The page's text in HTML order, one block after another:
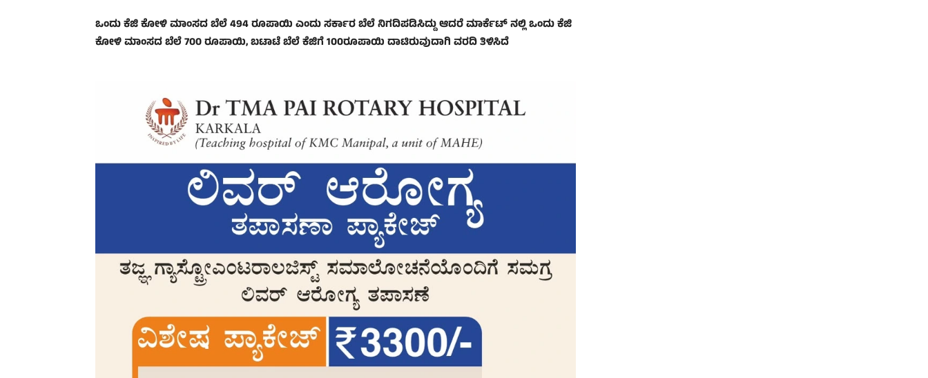
ಒಂದು ಕೆಜಿ ಕೋಳಿ ಮಾಂಸದ ಬೆಲೆ 494 ರೂಪಾಯಿ ಎಂದು ಸರ್ಕಾರ ಬೆಲೆ ನಿಗದಿಪಡಿಸಿದ್ದು ಆದರೆ ಮಾರ್ಕೆಟ್‌ ನಲ್ಲಿ ಒಂದು ಕೆಜಿ
ಕೋಳಿ ಮಾಂಸದ ಬೆಲೆ 700 ರೂಪಾಯಿ, ಬಟಾಟೆ ಬೆಲೆ ಕೆಜಿಗೆ 100ರೂಪಾಯಿ ದಾಟಿರುವುದಾಗಿ ವರದಿ ತಿಳಿಸಿದೆ